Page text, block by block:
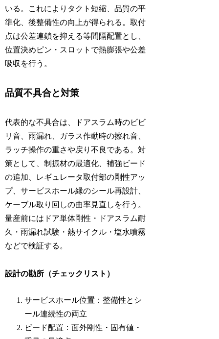
いる。これによりタクト短縮、品質の平
準化、後整備性の向上が得られる。取付
点は公差連鎖を抑える等間隔配置とし、
位置決めピン・スロットで熱膨張や公差
吸収を行う。
品質不具合と対策
代表的な不具合は、ドアスラム時のビビ
リ音、雨漏れ、ガラス作動時の擦れ音、
ラッチ操作の重さや戻り不良である。対
策として、制振材の最適化、補強ビード
の追加、レギュレータ取付部の剛性アッ
プ、サービスホール縁のシール再設計、
ケーブル取り回しの曲率見直しを行う。
量産前にはドア単体剛性・ドアスラム耐
久・雨漏れ試験・熱サイクル・塩水噴霧
などで検証する。
設計の勘所（チェックリスト）
サービスホール位置：整備性とシ
ール連続性の両立
ビード配置：面外剛性・固有値・